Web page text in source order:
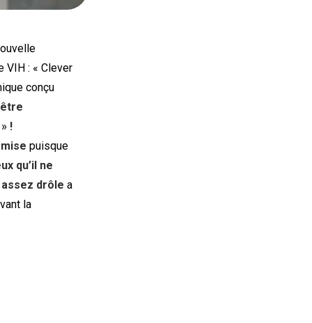
VIH : « Clever
conçu
!
puisque
qu’il ne
drôle a
la